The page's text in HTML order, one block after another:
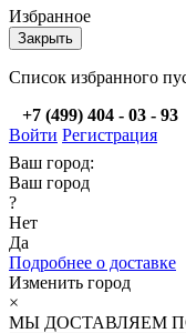
Избранное
Закрыть
Список избранного
+7 (499) 404 - 03 - 93
Войти Регистрация
Ваш город:
Ваш город
?
Нет
Да
Подробнее о доставке
Изменить город
×
МЫ ДОСТАВЛЯЕМ